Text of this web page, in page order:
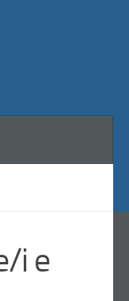
i e